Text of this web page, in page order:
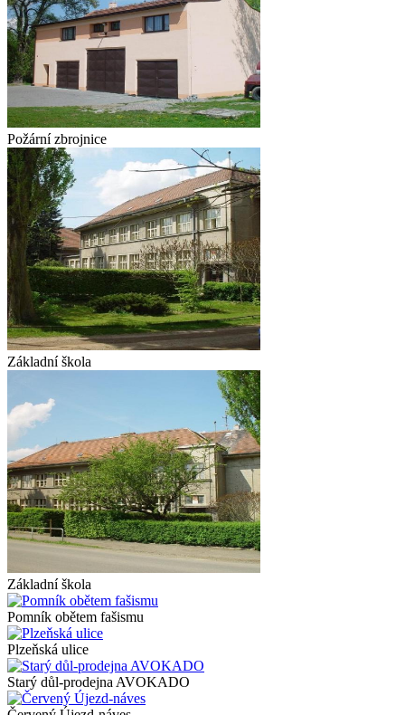
Požární zbrojnice
Základní škola
Základní škola
Pomník obětem fašismu
Plzeňská ulice
Starý důl-prodejna AVOKADO